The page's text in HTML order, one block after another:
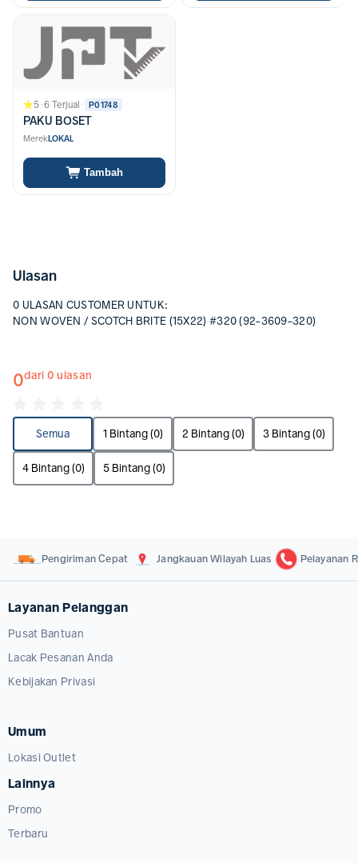
5·6 Terjual· P01748
PAKU BOSET
MerekLOKAL
Tambah
Ulasan
0 ULASAN CUSTOMER UNTUK:
NON WOVEN / SCOTCH BRITE (15X22) #320 (92-3609-320)
0dari 0 ulasan
Semua 1 Bintang (0) 2 Bintang (0) 3 Bintang (0)
4 Bintang (0) 5 Bintang (0)
Pengiriman Cepat Jangkauan Wilayah Luas Pelayanan
Layanan Pelanggan
Pusat Bantuan
Lacak Pesanan Anda
Kebijakan Privasi
Umum
Lokasi Outlet
Lainnya
Promo
Terbaru